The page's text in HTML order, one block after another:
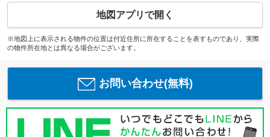
地図アプリで開く
※地図上に表示される物件の位置は付近住所に所在することを表すものであり、実際
の物件所在地とは異なる場合がございます。
お問い合わせ(無料)